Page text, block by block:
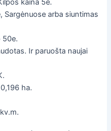
Sargėnuose arba siuntimas
50e.
Ir paruošta naujai
ha.